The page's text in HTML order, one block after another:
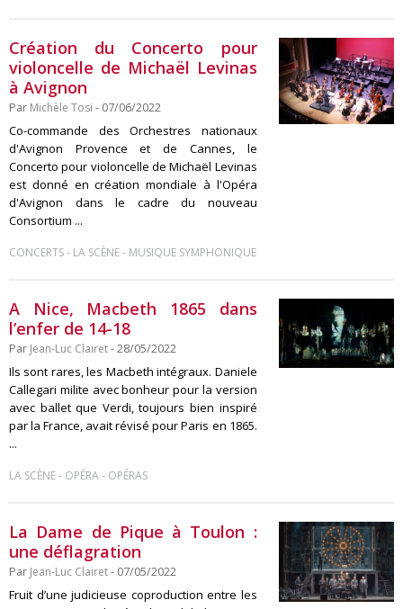
Création du Concerto pour
violoncelle de Michaël Levinas
à Avignon
Par Michèle Tosi - 07/06/2022
Co-commande des Orchestres nationaux
d'Avignon Provence et de Cannes, le
Concerto pour violoncelle de Michaël Levinas
est donné en création mondiale à l'Opéra
d'Avignon dans le cadre du nouveau
Consortium ...
CONCERTS- LA SCÈNE- MUSIQUE SYMPHONIQUE
A Nice, Macbeth 1865 dans
l’enfer de 14-18
Par Jean-Luc Clairet- 28/05/2022
Ils sont rares, les Macbeth intégraux. Daniele
Callegari milite avec bonheur pour la version
avec ballet que Verdi, toujours bien inspiré
par la France, avait révisé pour Paris en 1865.
...
LA SCÈNE- OPÉRA- OPÉRAS
La Dame de Pique à Toulon :
une déflagration
Par Jean-Luc Clairet- 07/05/2022
Fruit d’une judicieuse coproduction entre les